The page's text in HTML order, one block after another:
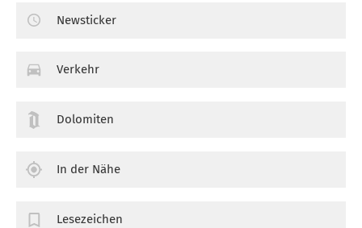
Newsticker
Verkehr
Dolomiten
In der Nähe
Lesezeichen